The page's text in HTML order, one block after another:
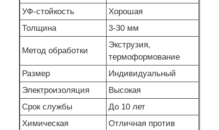
УФ-стойкость
Хорошая
Толщина
3-30 мм
Метод обработки
Экструзия,
термоформование
Размер
Индивидуальный
Электроизоляция
Высокая
Срок службы
До 10 лет
Химическая
Отличная против